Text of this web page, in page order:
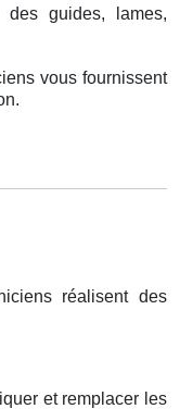
des guides, lames,
vous fournissent
réalisent des
et remplacer les